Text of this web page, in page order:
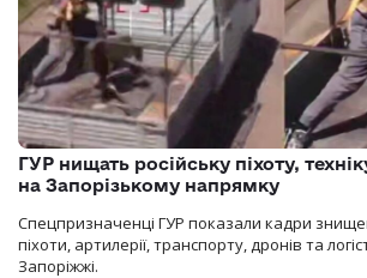
ГУР нищать російську піхоту,
на Запорізькому напрямку
Спецпризначенці ГУР показали кадри
піхоти, артилерії, транспорту, дронів та
Запоріжжі.